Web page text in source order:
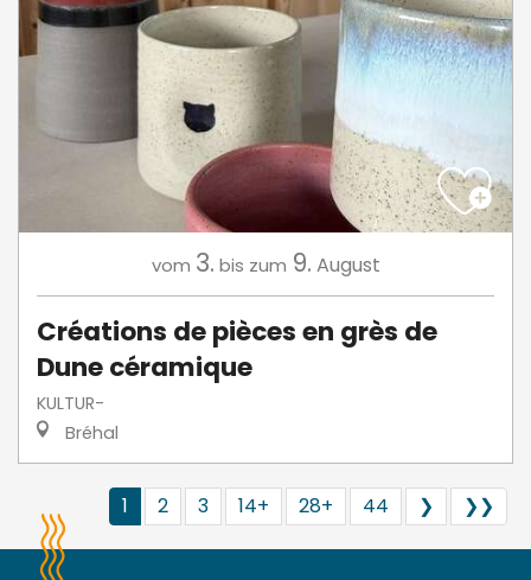
vom 3. bis zum 9. August
Créations de pièces en grès de
Dune céramique
KULTUR-
Bréhal
1 2 3 14+ 28+ 44 ❯ ❯❯